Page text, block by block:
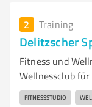
2 Training
Delitzscher
Fitness und
Wellnessclub
FITNESSSTUDIO